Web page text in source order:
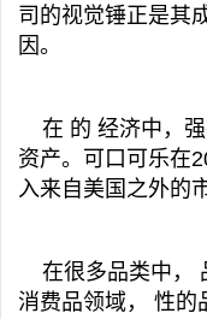
司的视觉锤正是其
因。
在 的 经济中，强
资产。可口可乐在
入来自美国之外的
在很多品类中，
消费品领域， 性的